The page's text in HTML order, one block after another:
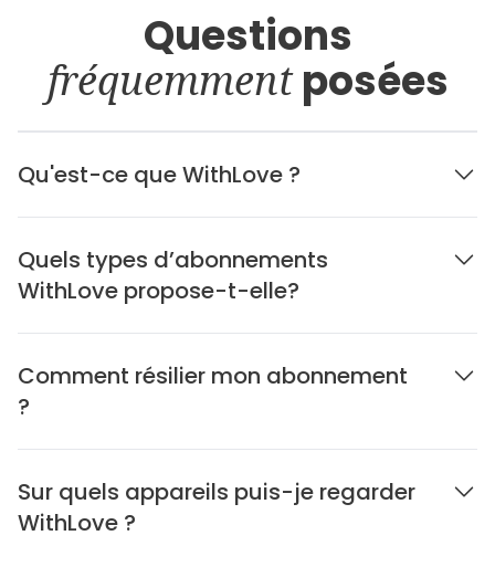
Questions
fréquemmentposées
Qu'est-ce que WithLove ?
Quels types d’abonnements
WithLove propose-t-elle?
Comment résilier mon abonnement
?
Sur quels appareils puis-je regarder
WithLove ?